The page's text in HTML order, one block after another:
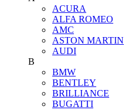
ACURA
ALFA ROMEO
AMC
ASTON MARTIN
AUDI
B
BMW
BENTLEY
BRILLIANCE
BUGATTI